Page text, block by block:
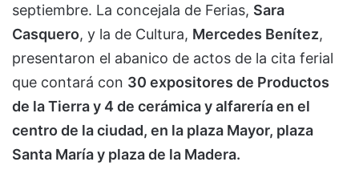
septiembre. La concejala de Ferias, Sara
Casquero, y la de Cultura, Mercedes Benítez,
presentaron el abanico de actos de la cita ferial
que contará con 30 expositores de Productos
de la Tierra y 4 de cerámica y alfarería en el
centro de la ciudad, en la plaza Mayor, plaza
Santa María y plaza de la Madera.